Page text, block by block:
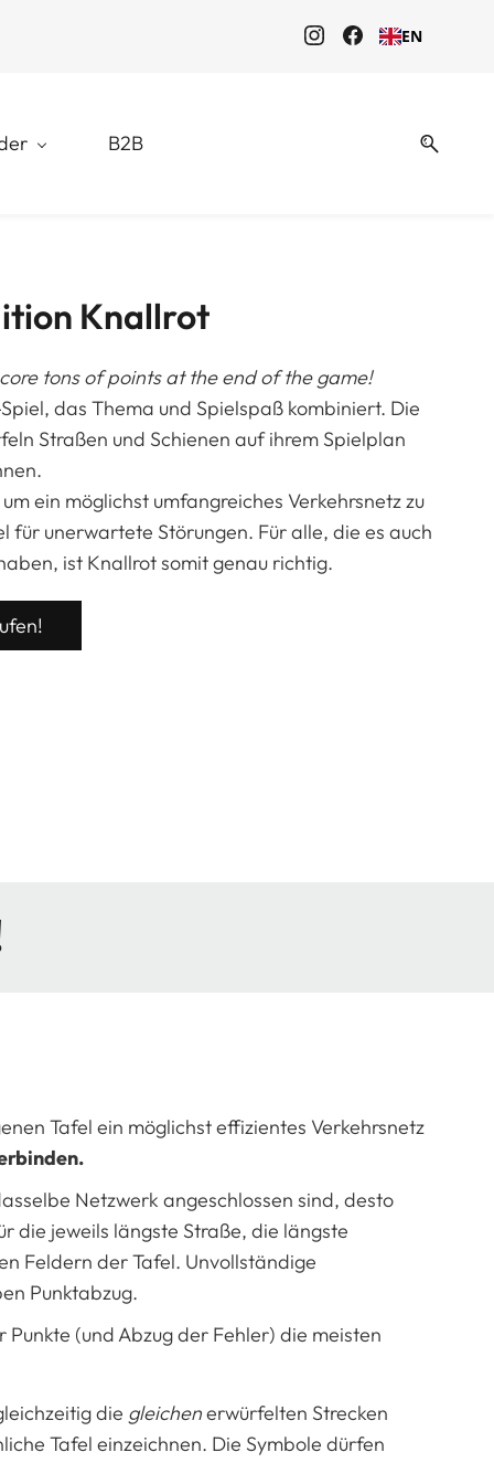
EN
B2B
Knallrot
tons of points at the end of the game!
das Thema und Spielspaß kombiniert. Die
Straßen und Schienen auf ihrem Spielplan
ein möglichst umfangreiches Verkehrsnetz zu
unerwartete Störungen. Für alle, die es auch
ist Knallrot somit genau richtig.
Tafel ein möglichst effizientes Verkehrsnetz
Netzwerk angeschlossen sind, desto
die jeweils längste Straße, die längste
Feldern der Tafel. Unvollständige
Punktabzug.
(und Abzug der Fehler) die meisten
die gleichenerwürfelten Strecken
Tafel einzeichnen. Die Symbole dürfen